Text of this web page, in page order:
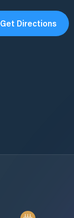
Get Directions